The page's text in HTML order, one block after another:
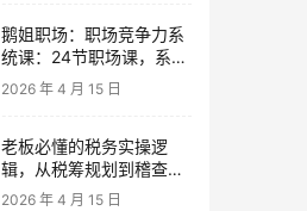
鹅姐职场：职场竞争力系
统课：24节职场课，系统
提升竞争力
2026 年 4 月 15 日
老板必懂的税务实操逻
辑，从税筹规划到稽查应
对，为企业稳健增长保驾
2026 年 4 月 15 日